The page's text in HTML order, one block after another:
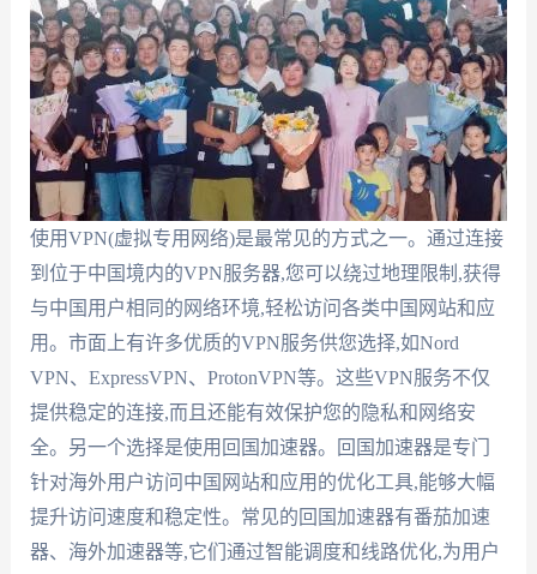
使用VPN(虚拟专用网络)是最常见的方式之一。通过连接
到位于中国境内的VPN服务器,您可以绕过地理限制,获得
与中国用户相同的网络环境,轻松访问各类中国网站和应
用。市面上有许多优质的VPN服务供您选择,如Nord
VPN、ExpressVPN、ProtonVPN等。这些VPN服务不仅
提供稳定的连接,而且还能有效保护您的隐私和网络安
全。另一个选择是使用回国加速器。回国加速器是专门
针对海外用户访问中国网站和应用的优化工具,能够大幅
提升访问速度和稳定性。常见的回国加速器有番茄加速
器、海外加速器等,它们通过智能调度和线路优化,为用户